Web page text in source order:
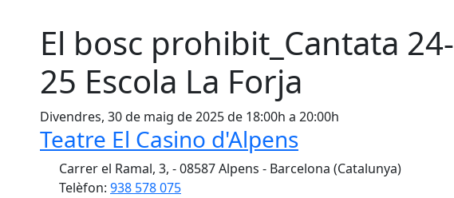
El bosc prohibit_Cantata 24-
25 Escola La Forja
Divendres, 30 de maig de 2025 de 18:00h a 20:00h
Teatre El Casino d'Alpens
Carrer el Ramal, 3, - 08587 Alpens - Barcelona (Catalunya)
Telèfon: 938 578 075